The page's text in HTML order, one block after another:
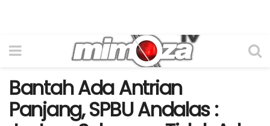
Bantah Ada Antrian
Panjang, SPBU Andalas :